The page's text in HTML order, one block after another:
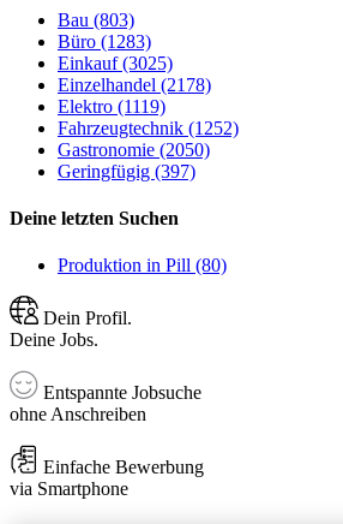
Bau (803)
Büro (1283)
Einkauf (3025)
Einzelhandel (2178)
Elektro (1119)
Fahrzeugtechnik (1252)
Gastronomie (2050)
Geringfügig (397)
Deine letzten Suchen
Produktion in Pill (80)
Dein Profil.
Deine Jobs.
Entspannte Jobsuche
ohne Anschreiben
Einfache Bewerbung
via Smartphone